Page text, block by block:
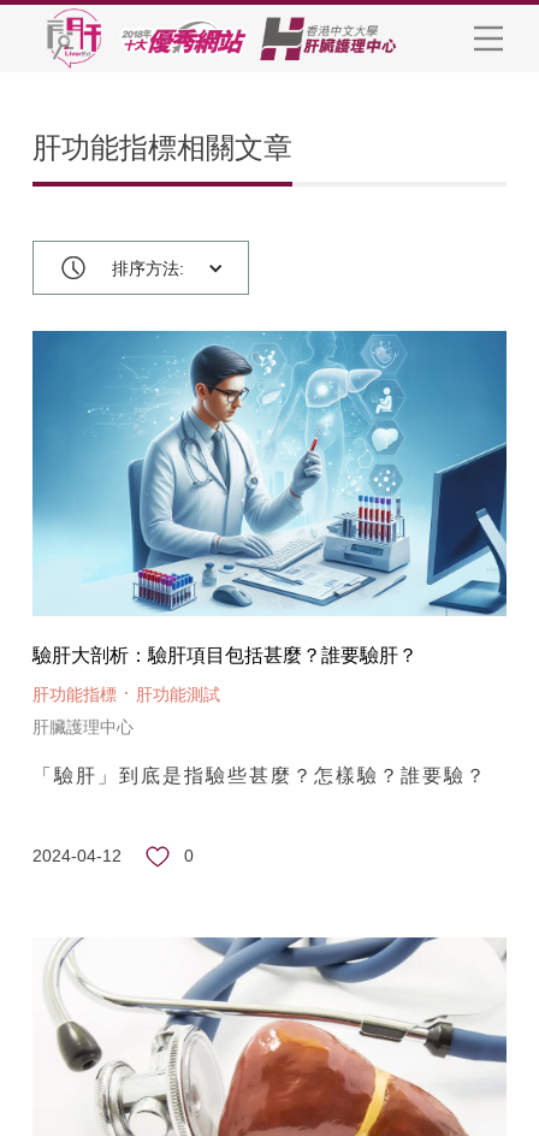
肝功能指標相關文章
排序方法:
驗肝大剖析：驗肝項目包括甚麼？誰要驗肝？
肝功能指標· 肝功能測試
肝臟護理中心
「驗肝」到底是指驗些甚麼？怎樣驗？誰要驗？
2024-04-12 0